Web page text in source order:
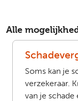
Alle
Soms kan je
verzekeraar.
van je schade